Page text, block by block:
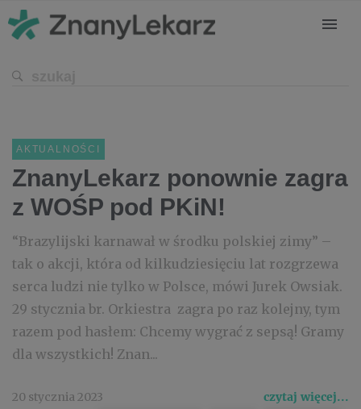
AKTUALNOŚCI
ZnanyLekarz ponownie zagra
z WOŚP pod PKiN!
“Brazylijski karnawał w środku polskiej zimy” –
tak o akcji, która od kilkudziesięciu lat rozgrzewa
serca ludzi nie tylko w Polsce, mówi Jurek Owsiak.
29 stycznia br. Orkiestra zagra po raz kolejny, tym
razem pod hasłem: Chcemy wygrać z sepsą! Gramy
dla wszystkich! Znan...
20 stycznia 2023 czytaj więcej...